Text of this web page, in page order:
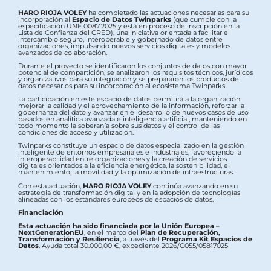
HARO RIOJA VOLEYha completado las actuaciones necesarias para su
incorporación al Espacio de Datos Twinparks (que cumple con la
especificación UNE 0087:2025 y está en proceso de inscripción en la
Lista de Confianza del CRED), una iniciativa orientada a facilitar el
intercambio seguro, interoperable y gobernado de datos entre
organizaciones, impulsando nuevos servicios digitales y modelos
avanzados de colaboración.
Durante el proyecto se identificaron los conjuntos de datos con mayor
potencial de compartición, se analizaron los requisitos técnicos, jurídicos
y organizativos para su integración y se prepararon los productos de
datos necesarios para su incorporación al ecosistema Twinparks.
La participación en este espacio de datos permitirá a la organización
mejorar la calidad y el aprovechamiento de la información, reforzar la
gobernanza del dato y avanzar en el desarrollo de nuevos casos de uso
basados en analítica avanzada e inteligencia artificial, manteniendo en
todo momento la soberanía sobre sus datos y el control de las
condiciones de acceso y utilización.
Twinparks constituye un espacio de datos especializado en la gestión
inteligente de entornos empresariales e industriales, favoreciendo la
interoperabilidad entre organizaciones y la creación de servicios
digitales orientados a la eficiencia energética, la sostenibilidad, el
mantenimiento, la movilidad y la optimización de infraestructuras.
Con esta actuación, HARO RIOJA VOLEYcontinúa avanzando en su
estrategia de transformación digital y en la adopción de tecnologías
alineadas con los estándares europeos de espacios de datos.
Financiación
Esta actuación ha sido financiada por la Unión Europea –
NextGenerationEU, en el marco del Plan de Recuperación,
Transformación y Resiliencia, a través del Programa Kit Espacios de
Datos. Ayuda total 30.000,00 €, expediente 2026/C055/05817025